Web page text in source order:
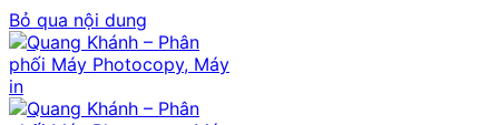
Bỏ qua nội dung